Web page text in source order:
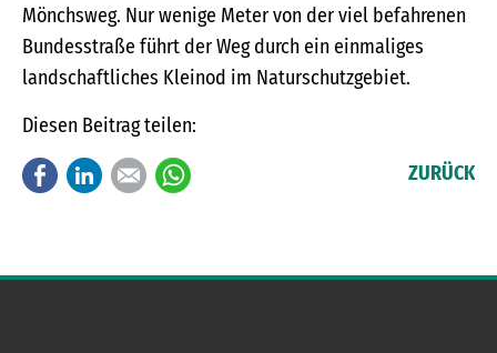
Mönchsweg. Nur wenige Meter von der viel befahrenen
Bundesstraße führt der Weg durch ein einmaliges
landschaftliches Kleinod im Naturschutzgebiet.
Diesen Beitrag teilen:
FacebookLinkedInE-mail ZURÜCK